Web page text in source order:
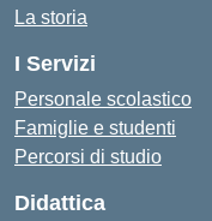
La storia
I Servizi
Personale scolastico
Famiglie e studenti
Percorsi di studio
Didattica